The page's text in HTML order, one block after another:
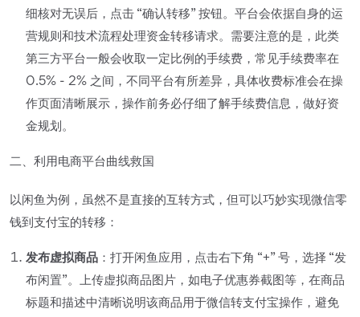
细核对无误后，点击 “确认转移” 按钮。平台会依据自身的运
营规则和技术流程处理资金转移请求。需要注意的是，此类
第三方平台一般会收取一定比例的手续费，常见手续费率在
0.5% - 2% 之间，不同平台有所差异，具体收费标准会在操
作页面清晰展示，操作前务必仔细了解手续费信息，做好资
金规划。
二、利用电商平台曲线救国
以闲鱼为例，虽然不是直接的互转方式，但可以巧妙实现微信零
钱到支付宝的转移：
发布虚拟商品 ：打开闲鱼应用，点击右下角 “+” 号，选择 “发
布闲置”。上传虚拟商品图片，如电子优惠券截图等，在商品
标题和描述中清晰说明该商品用于微信转支付宝操作，避免